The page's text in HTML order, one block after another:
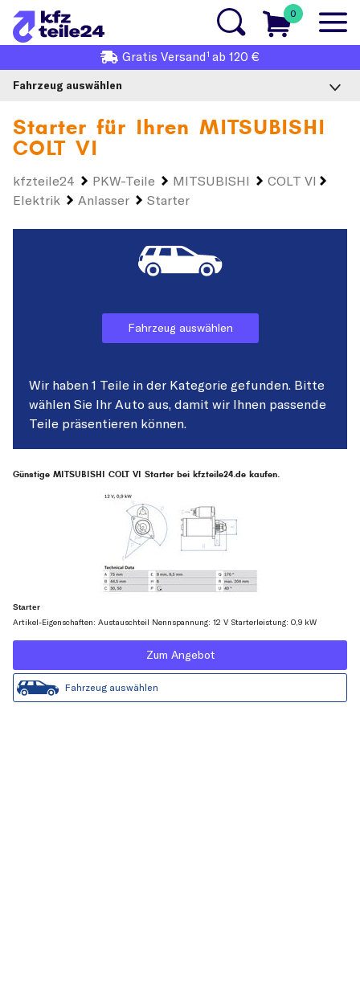
0
Gratis Versand1 ab 120 €
Fahrzeug auswählen
Starter für Ihren MITSUBISHI
COLT VI
kfzteile24 PKW-Teile MITSUBISHI
COLT VI
Elektrik
Anlasser Starter
Fahrzeug auswählen
Wir haben 1 Teile in der Kategorie gefunden. Bitte
wählen Sie Ihr Auto aus, damit wir Ihnen passende
Teile präsentieren können.
Günstige MITSUBISHI COLT VI Starter bei kfzteile24.de kaufen.
Starter
Artikel-Eigenschaften: Austauschteil Nennspannung: 12 V Starterleistung: 0,9 kW
Zum Angebot
Fahrzeug auswählen